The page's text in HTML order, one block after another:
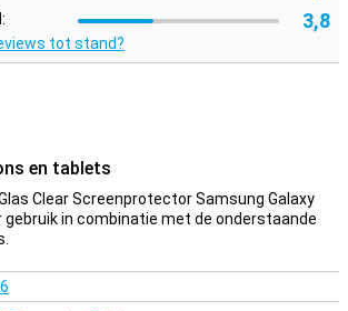
3,8
tot stand?
en tablets
Clear Screenprotector Samsung Galaxy
gebruik in combinatie met de onderstaande